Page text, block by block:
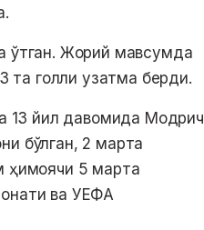
ўтган. Жорий мавсумда
та голли узатма берди.
13 йил давомида Модрич
бўлган, 2 марта
ҳимоячи 5 марта
ва УЕФА